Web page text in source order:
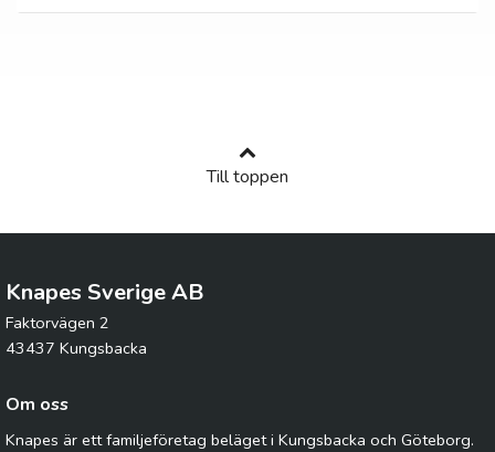
Till toppen
Knapes Sverige AB
Faktorvägen 2
43437 Kungsbacka
Om oss
Knapes är ett familjeföretag beläget i Kungsbacka och Göteborg.